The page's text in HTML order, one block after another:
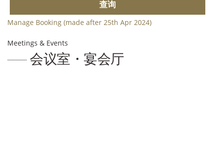
查询
Manage Booking (made after 25th Apr 2024)
Meetings & Events
会议室・宴会厅